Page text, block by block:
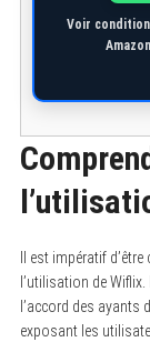
Voir
Il est impératif
l’utilisation de
l’accord des ayants
exposant les